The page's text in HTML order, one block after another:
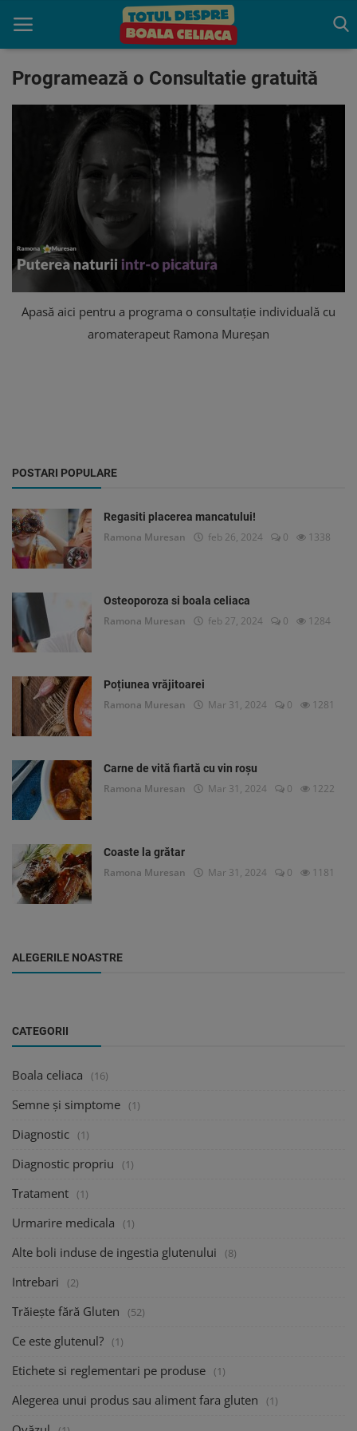
Programează o Consultatie
gratuită
Trăiește fără Gluten
Indrumare
Produse benefice
Programează o Consultatie gratuită
Apasă aici pentru a programa o consultație individuală cu
aromaterapeut Ramona Mureșan
POSTARI POPULARE
Regasiti placerea mancatului!
Ramona Muresan feb 26, 2024 0 1338
Osteoporoza si boala celiaca
Ramona Muresan feb 27, 2024 0 1284
Poțiunea vrăjitoarei
Ramona Muresan Mar 31, 2024 0 1281
Carne de vită fiartă cu vin roșu
Ramona Muresan Mar 31, 2024 0 1222
Coaste la grătar
Ramona Muresan Mar 31, 2024 0 1181
ALEGERILE NOASTRE
CATEGORII
Boala celiaca (16)
Semne și simptome (1)
Diagnostic (1)
Diagnostic propriu (1)
Tratament (1)
Urmarire medicala (1)
Alte boli induse de ingestia glutenului (8)
Intrebari (2)
Trăiește fără Gluten (52)
Ce este glutenul? (1)
Etichete si reglementari pe produse (1)
Alegerea unui produs sau aliment fara gluten (1)